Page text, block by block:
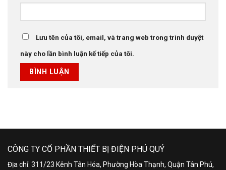
Lưu tên của tôi, email, và trang web trong trình duyệt
này cho lần bình luận kế tiếp của tôi.
CÔNG TY CỔ PHẦN THIẾT BỊ ĐIỆN PHÚ QUÝ
Địa chỉ: 311/23 Kênh Tân Hóa, Phường Hòa Thạnh, Quận Tân Phú,